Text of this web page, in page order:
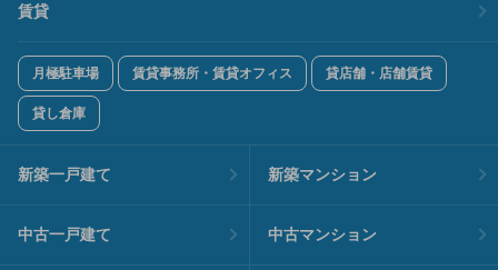
賃貸
月極駐車場 賃貸事務所・賃貸オフィス 貸店舗・店舗賃貸
貸し倉庫
新築一戸建て 新築マンション
中古一戸建て 中古マンション